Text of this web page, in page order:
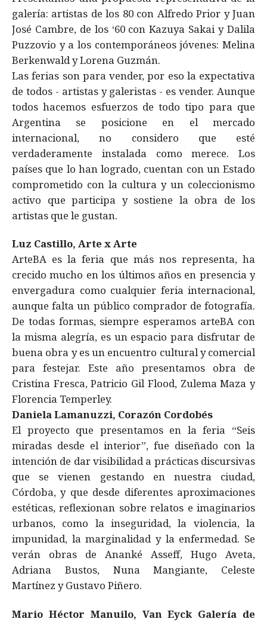
galería: artistas de los 80 con Alfredo Prior y Juan
José Cambre, de los ‘60 con Kazuya Sakai y Dalila
Puzzovio y a los contemporáneos jóvenes: Melina
Berkenwald y Lorena Guzmán.
Las ferias son para vender, por eso la expectativa
de todos - artistas y galeristas - es vender. Aunque
todos hacemos esfuerzos de todo tipo para que
Argentina se posicione en el mercado
internacional, no considero que esté
verdaderamente instalada como merece. Los
países que lo han logrado, cuentan con un Estado
comprometido con la cultura y un coleccionismo
activo que participa y sostiene la obra de los
artistas que le gustan.
Luz Castillo, Arte x Arte
ArteBA es la feria que más nos representa, ha
crecido mucho en los últimos años en presencia y
envergadura como cualquier feria internacional,
aunque falta un público comprador de fotografía.
De todas formas, siempre esperamos arteBA con
la misma alegría, es un espacio para disfrutar de
buena obra y es un encuentro cultural y comercial
para festejar. Este año presentamos obra de
Cristina Fresca, Patricio Gil Flood, Zulema Maza y
Florencia Temperley.
Daniela Lamanuzzi, Corazón Cordobés
El proyecto que presentamos en la feria “Seis
miradas desde el interior”, fue diseñado con la
intención de dar visibilidad a prácticas discursivas
que se vienen gestando en nuestra ciudad,
Córdoba, y que desde diferentes aproximaciones
estéticas, reflexionan sobre relatos e imaginarios
urbanos, como la inseguridad, la violencia, la
impunidad, la marginalidad y la enfermedad. Se
verán obras de Ananké Asseff, Hugo Aveta,
Adriana Bustos, Nuna Mangiante, Celeste
Martínez y Gustavo Piñero.
Mario Héctor Manuilo, Van Eyck Galería de